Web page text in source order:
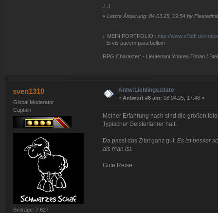
J.J.
« Letzte Änderung: 04.03.25, 19:54 by
:: MEIN PORTFOLIO:: http://www.sf3dff.de/
- Si vis pacem para bellum -
RPG Charakter: - Lieutenant Ynarea Tohan /
sven1310
Global Moderator
Captain
Beiträge: 7.627
Antw:Lieblingszitate
« Antwort #8 am: 08.04.25, 17:48 »
Meiner Erfahrung nach sind die größen
Typischer Geisterfahrer halt.
Da passt das Zitat ganz gut: Es ist besser
als man ist.
Gute Reise.